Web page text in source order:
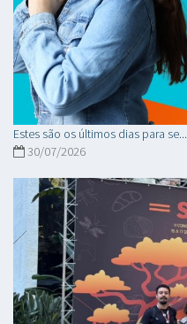
Estes são os últimos dias para se...
30/07/2026